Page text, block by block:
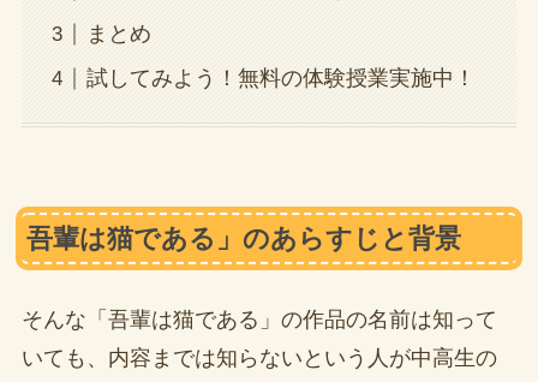
まとめ
試してみよう！無料の体験授業実施中！
吾輩は猫である」のあらすじと背景
そんな「吾輩は猫である」の作品の名前は知って
いても、内容までは知らないという人が中高生の